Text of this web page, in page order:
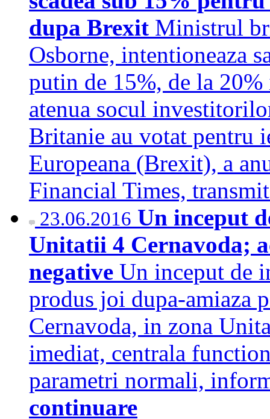
dupa Brexit Ministrul
Osborne, intentioneaza
putin de 15%, de la
atenua socul
Britanie au votat pentru
Europeana (Brexit), a
Financial Times,
23.06.2016 Un inceput
Unitatii 4 Cernavoda;
negative Un inceput de
produs joi dupa-amiaza
Cernavoda, in zona
imediat, centrala
parametri normali,
continuare